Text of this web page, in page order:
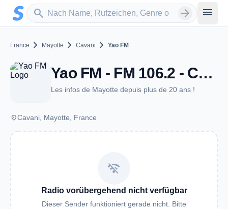
Zum Hauptinhalt springen
search
Sender suchen arrow_forward menu
France chevron_right Mayotte chevron_right Cavani chevron_right Yao FM
Yao FM - FM 106.2 - Cavani
Les infos de Mayotte depuis plus de 20 ans !
placeCavani, Mayotte, France
wifi_off
Radio vorübergehend nicht verfügbar
Dieser Sender funktioniert gerade nicht. Bitte